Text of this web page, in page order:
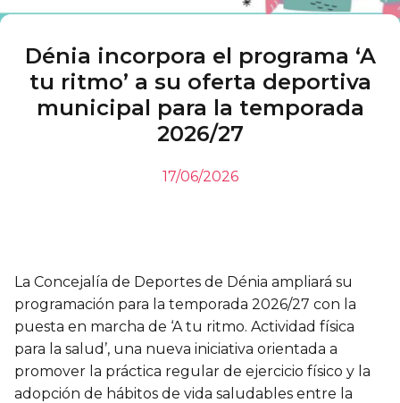
Dénia incorpora el programa ‘A
tu ritmo’ a su oferta deportiva
municipal para la temporada
2026/27
17/06/2026
La Concejalía de Deportes de Dénia ampliará su
programación para la temporada 2026/27 con la
puesta en marcha de ‘A tu ritmo. Actividad física
para la salud’, una nueva iniciativa orientada a
promover la práctica regular de ejercicio físico y la
adopción de hábitos de vida saludables entre la